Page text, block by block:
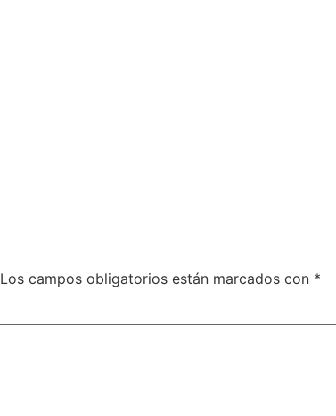
Los campos obligatorios están marcados con *